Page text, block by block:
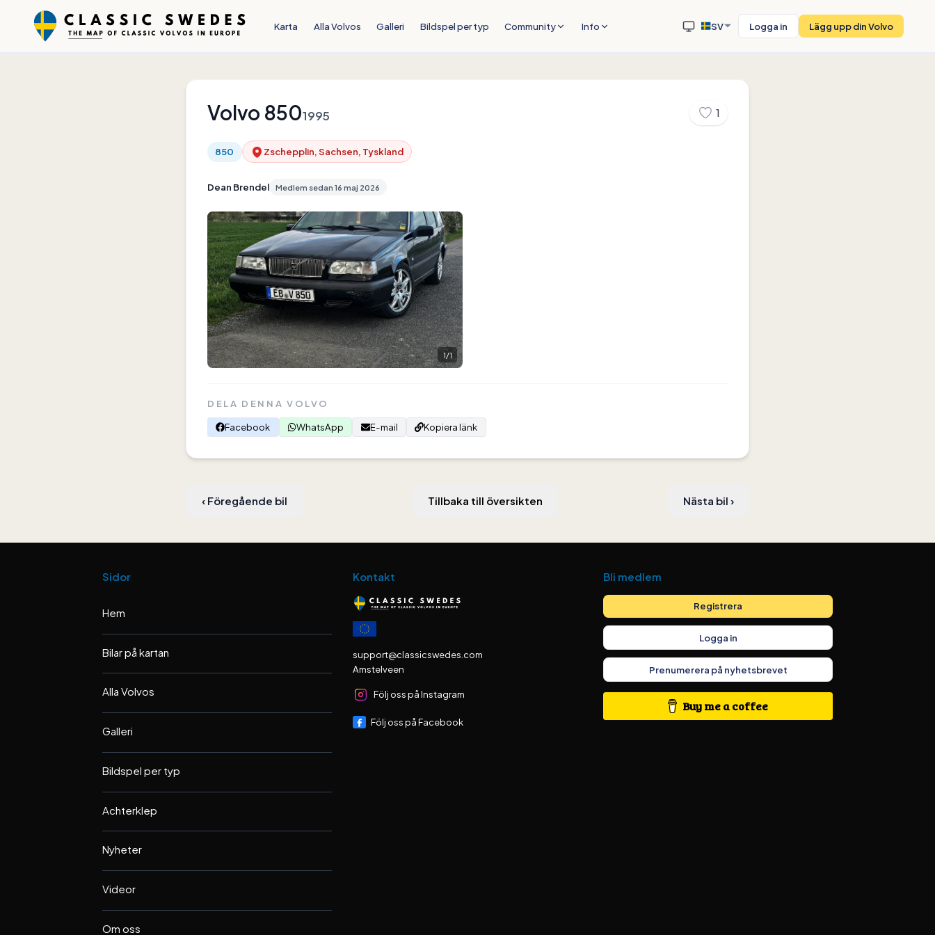
Karta Alla Volvos Galleri Bildspel per typ Community Info SV Logga in Lägg upp din Volvo
Volvo 8501995 1
850 Zschepplin, Sachsen, Tyskland
Dean Brendel Medlem sedan 16 maj 2026
1/1
DELA DENNA VOLVO
Facebook
WhatsApp E-mail Kopiera länk
‹ Föregående bil Tillbaka till översikten Nästa bil ›
Sidor
Hem
Bilar på kartan
Alla Volvos
Galleri
Bildspel per typ
Achterklep
Nyheter
Videor
Om oss
Kontakt
support@classicswedes.com
Amstelveen
Följ oss på Instagram
Följ oss på Facebook
Bli medlem
Registrera
Logga in
Prenumerera på nyhetsbrevet
Buy me a coffee